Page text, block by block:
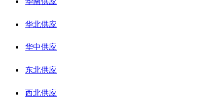
华北供应
华中供应
东北供应
西北供应